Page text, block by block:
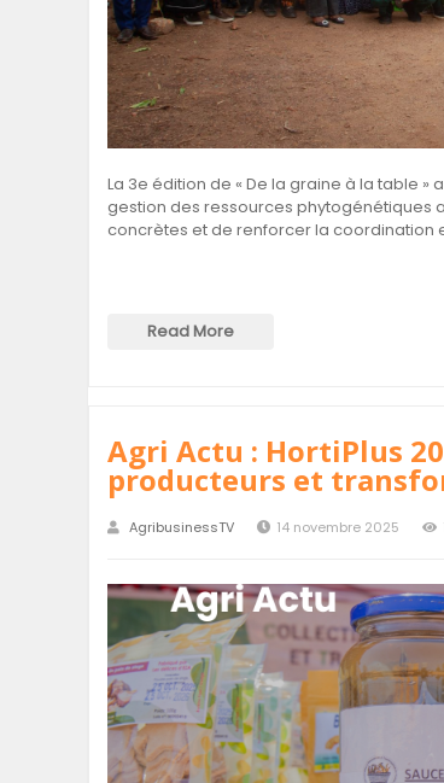
La 3e édition de « De la graine à la table
gestion des ressources phytogénétiques
concrètes et de renforcer la coordination
Read More
Agri Actu : HortiPlus
producteurs et
AgribusinessTV 14 novembre 2025